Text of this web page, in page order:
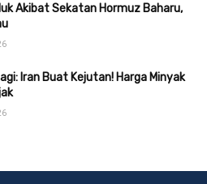
Akibat Sekatan Hormuz Baharu,
Iran Buat Kejutan! Harga Minyak